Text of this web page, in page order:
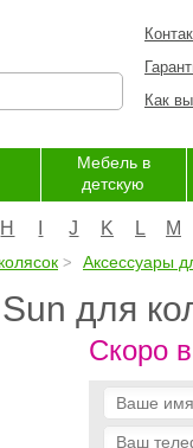
Как
Мебель в
детскую
H J K L M
Аксессуары
для
Скоро